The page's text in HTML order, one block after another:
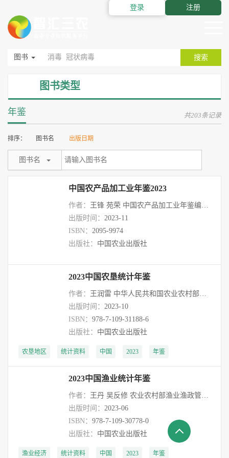
登录 注册
图书 搜索
图书类型
年鉴 共203条记录
排序： 图书名 出版日期
图书名
中国农产品加工业年鉴2023
作者：
王锋 苑荣 中国农产品加工业年鉴编辑部
出版时间： 2023-11
ISBN： 2095-9974
出版社： 中国农业出版社
2023中国农垦统计年鉴
作者：
王润雷 中华人民共和国农业农村部农垦局 中国农垦经济发展中心
出版时间： 2023-10
ISBN： 978-7-109-31188-6
出版社： 中国农业出版社
农垦地区 统计资料 中国 2023 年鉴
2023中国渔业统计年鉴
作者：
王丹 吴反修 农业农村部渔业渔政管理局
出版时间： 2023-06
ISBN： 978-7-109-30778-0
出版社： 中国农业出版社
渔业经济 统计资料 中国 2023 年鉴